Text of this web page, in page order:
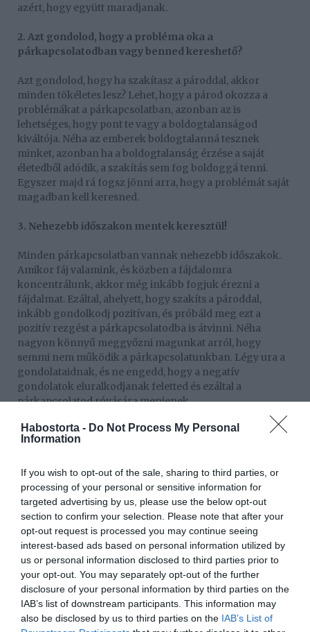
Habostorta - Do Not Process My Personal
Information
If you wish to opt-out of the sale, sharing to third parties, or
processing of your personal or sensitive information for
targeted advertising by us, please use the below opt-out
section to confirm your selection. Please note that after your
opt-out request is processed you may continue seeing
interest-based ads based on personal information utilized by
us or personal information disclosed to third parties prior to
your opt-out. You may separately opt-out of the further
disclosure of your personal information by third parties on the
IAB’s list of downstream participants. This information may
also be disclosed by us to third parties on the IAB’s List of
azért, hogy együtt maradjanak.
2. Azt gondolod, hogy a probléma oka a
párkapcsolatodban vagy benned kereshető?
Azt gondolod, hogy ha szakítasz a pároddal, akkor
minden tökéletes lesz? Lehet, hogy a párod okozza a
problémákat a párkapcsolatban, azonban az is
lehetséges, hogy pont te vagy a boldogtalanságod
kiváltója. Néha az emberek boldogtalanná tesznek
minket, azonban ha a boldogtalanság érzése a saját
életedből adódik, a szakítás sem fog boldoggá tenni.
Egyszer majd rá fogsz jönni arra, hogy a problémát saját
magadban kell keresned.
3. Nehezebb időszakon mentek keresztül!
Minden párkapcsolatban vannak nehezebb időszakok.
Amikor fáj valamink, és közben a fájdalomra
koncentrálunk, akkor még inkább fogjuk érezni a
fájdalmat. Ezáltal, ahelyett, hogy szakíts a pároddal,
inkább gondolkodj pozitívan, és próbáld meg ezt a
pozitív rezgést a párkapcsolatodba is átvinni. Néha
nagyon könnyű meggyőzni magunkat arról, hogy
semmi nem működik a párkapcsolatunkban. Légy ura a
gondolataidnak, és ne engedd, hogy a negatív
gondolatok eluralkodjanak feletted és ezáltal a
párkapcsolatod róvására menjenek.
4. Azért szeretnél szakítani a szerelmeddel, mert azt
gondolod, hogy a szerelemnek nem kellene ennyire
Sajnos az emberek többsége azzal a felfogással nő fel,
hogy minden boldogsággal végződik. Azonban az
életben nagyon sokszor nincs happy ending. Még ha
nagyon szereted is a párodat, és szakításon
gondolkodsz, azért mert túl sok nehéz időszak és
megpróbáltatás van az életetekben, állj meg egy
pillanatra és gondolkodj el rajta még egyszer. Ahhoz,
hogy két különböző ember között összhang legyen a
párkapcsolatban, erőfeszítésekre és áldozatokra van
szükség. Ha már minden lehetőséget megadtál ahhoz,